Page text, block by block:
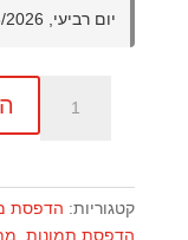
יום רביעי, 12/08/2026 - יום שני, 31/08/2026
קטגוריות: הדפסת
הדפסת תמונות,